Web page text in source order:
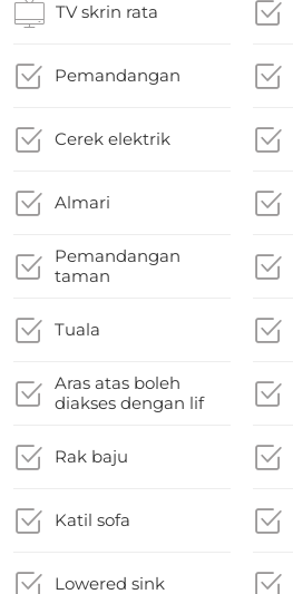
TV skrin rata
Pemandangan
Cerek elektrik
Almari
Pemandangan
taman
Tuala
Aras atas boleh
diakses dengan lif
Rak baju
Katil sofa
Lowered sink